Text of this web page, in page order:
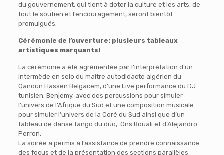
du gouvernement, qui tient à doter la culture et les arts, de
tout le soutien et l’encouragement, seront bientôt
promulgués.
Cérémonie de l’ouverture: plusieurs tableaux
artistiques marquants!
La cérémonie a été agrémentée par l’interprétation d’un
intermède en solo du maître autodidacte algérien du
Qanoun Hassen Belgacem, d’une Live performance du DJ
tunisien, Benjemy, avec des percussions pour simuler
l’univers de l’Afrique du Sud et une composition musicale
pour simuler l’univers de la Coré du Sud ainsi que d’un
tableau de danse tango du duo, Ons Bouali et d’Alejandro
Perron.
La soirée a permis à l’assistance de prendre connaissance
des focus et de la présentation des sections parallèles